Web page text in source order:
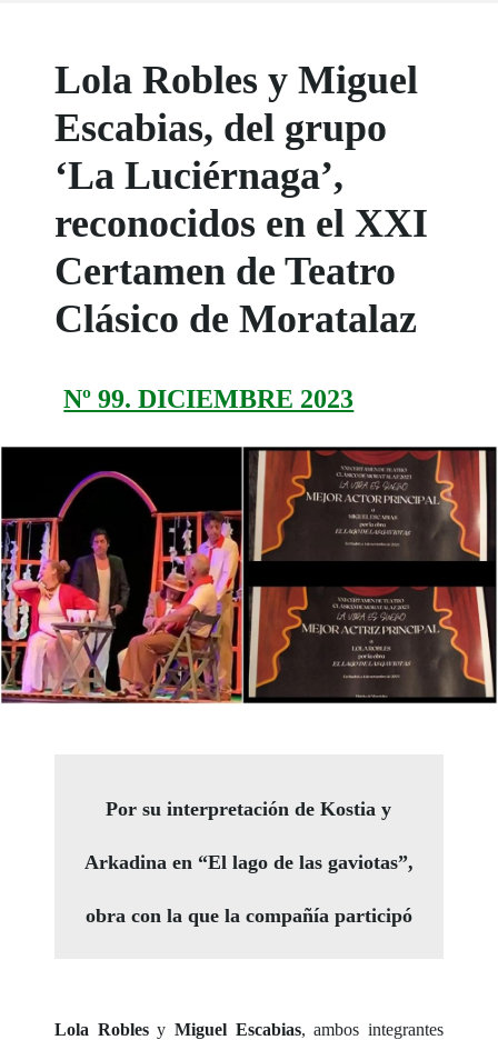
Lola Robles y Miguel
Escabias, del grupo
‘La Luciérnaga’,
reconocidos en el XXI
Certamen de Teatro
Clásico de Moratalaz
Nº 99. DICIEMBRE 2023
Por su interpretación de Kostia y
Arkadina en “El lago de las gaviotas”,
obra con la que la compañía participó
Lola Roblesy Miguel Escabias, ambos integrantes